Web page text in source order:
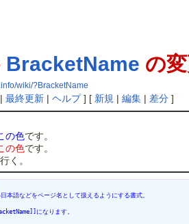
BracketName の
wiki/?BracketName
最終更新| ヘルプ] [ 新規 | 編集| 差分]
の色です。
の色です。
く。
本語などをページ名として扱えるようにする書式。
になります。